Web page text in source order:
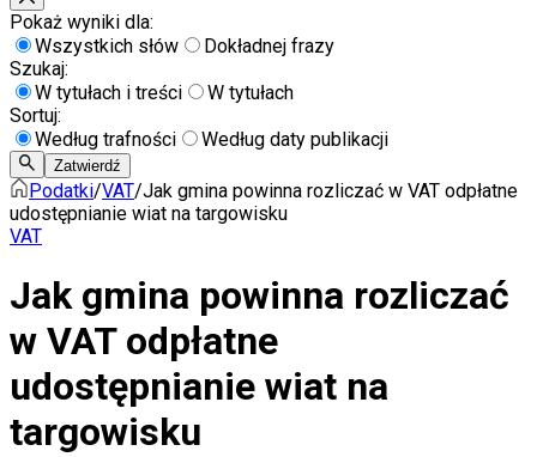
Pokaż wyniki dla:
Wszystkich słów
Dokładnej frazy
Szukaj:
W tytułach i treści
W tytułach
Sortuj:
Według trafności
Według daty publikacji
Zatwierdź
Podatki/VAT/Jak gmina powinna rozliczać w VAT odpłatne
udostępnianie wiat na targowisku
VAT
Jak gmina powinna rozliczać
w VAT odpłatne
udostępnianie wiat na
targowisku